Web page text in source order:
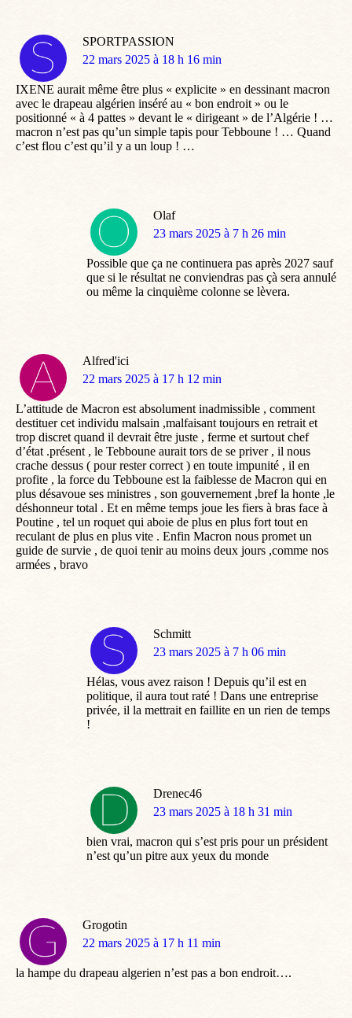
SPORTPASSION
dit
22 mars 2025 à 18 h 16 min
IXENE aurait même être plus « explicite » en dessinant macron
avec le drapeau algérien inséré au « bon endroit » ou le
positionné « à 4 pattes » devant le « dirigeant » de l’Algérie ! …
macron n’est pas qu’un simple tapis pour Tebboune ! … Quand
c’est flou c’est qu’il y a un loup ! …
Olaf
dit
23 mars 2025 à 7 h 26 min
Possible que ça ne continuera pas après 2027 sauf
que si le résultat ne conviendras pas çà sera annulé
ou même la cinquième colonne se lèvera.
Alfred'ici
dit
22 mars 2025 à 17 h 12 min
L’attitude de Macron est absolument inadmissible , comment
destituer cet individu malsain ,malfaisant toujours en retrait et
trop discret quand il devrait être juste , ferme et surtout chef
d’état .présent , le Tebboune aurait tors de se priver , il nous
crache dessus ( pour rester correct ) en toute impunité , il en
profite , la force du Tebboune est la faiblesse de Macron qui en
plus désavoue ses ministres , son gouvernement ,bref la honte ,le
déshonneur total . Et en même temps joue les fiers à bras face à
Poutine , tel un roquet qui aboie de plus en plus fort tout en
reculant de plus en plus vite . Enfin Macron nous promet un
guide de survie , de quoi tenir au moins deux jours ,comme nos
armées , bravo
Schmitt
dit
23 mars 2025 à 7 h 06 min
Hélas, vous avez raison ! Depuis qu’il est en
politique, il aura tout raté ! Dans une entreprise
privée, il la mettrait en faillite en un rien de temps
!
Drenec46
dit
23 mars 2025 à 18 h 31 min
bien vrai, macron qui s’est pris pour un président
n’est qu’un pitre aux yeux du monde
Grogotin
dit
22 mars 2025 à 17 h 11 min
la hampe du drapeau algerien n’est pas a bon endroit….